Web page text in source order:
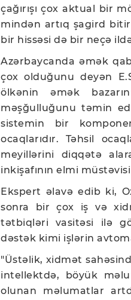
çağırışı çox aktual bir
mindən artıq şagird
bir hissəsi də bir neçə
Azərbaycanda əmək
çox olduğunu deyən
ölkənin əmək
məşğulluğunu təmin
sistemin bir
ocaqlarıdır. Təhsil
meyillərini diqqətə
inkişafının elmi
Ekspert əlavə edib ki,
sonra bir çox iş və
tətbiqləri vasitəsi ilə
dəstək kimi işlərin
"Üstəlik, xidmət
intellektdə, böyük
olunan məlumatlar